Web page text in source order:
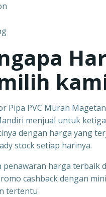
Pipa PVC Murah
menjual untuk
dengan harga yang
stock setiap harinya.
penawaran harga terbaik
cashback dengan
tertentu